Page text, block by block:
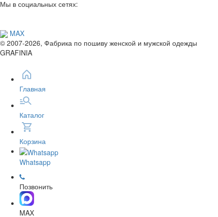
Мы в социальных сетях:
MAX
© 2007-2026, Фабрика по пошиву женской и мужской одежды
GRAFINIA
Главная
Каталог
Корзина
Whatsapp
Позвонить
MAX